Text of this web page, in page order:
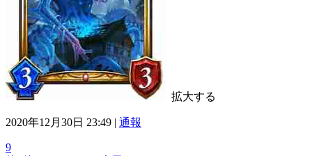
拡大する
2020年12月30日 23:49 | 通報
9